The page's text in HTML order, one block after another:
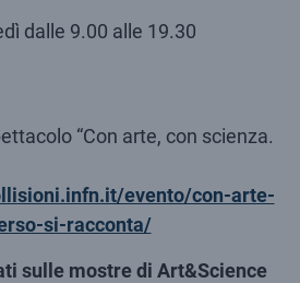
dalle 9.00 alle 19.30
“Con arte, con scienza.
evento/con-arte-
si-racconta/
sulle mostre di Art&Science